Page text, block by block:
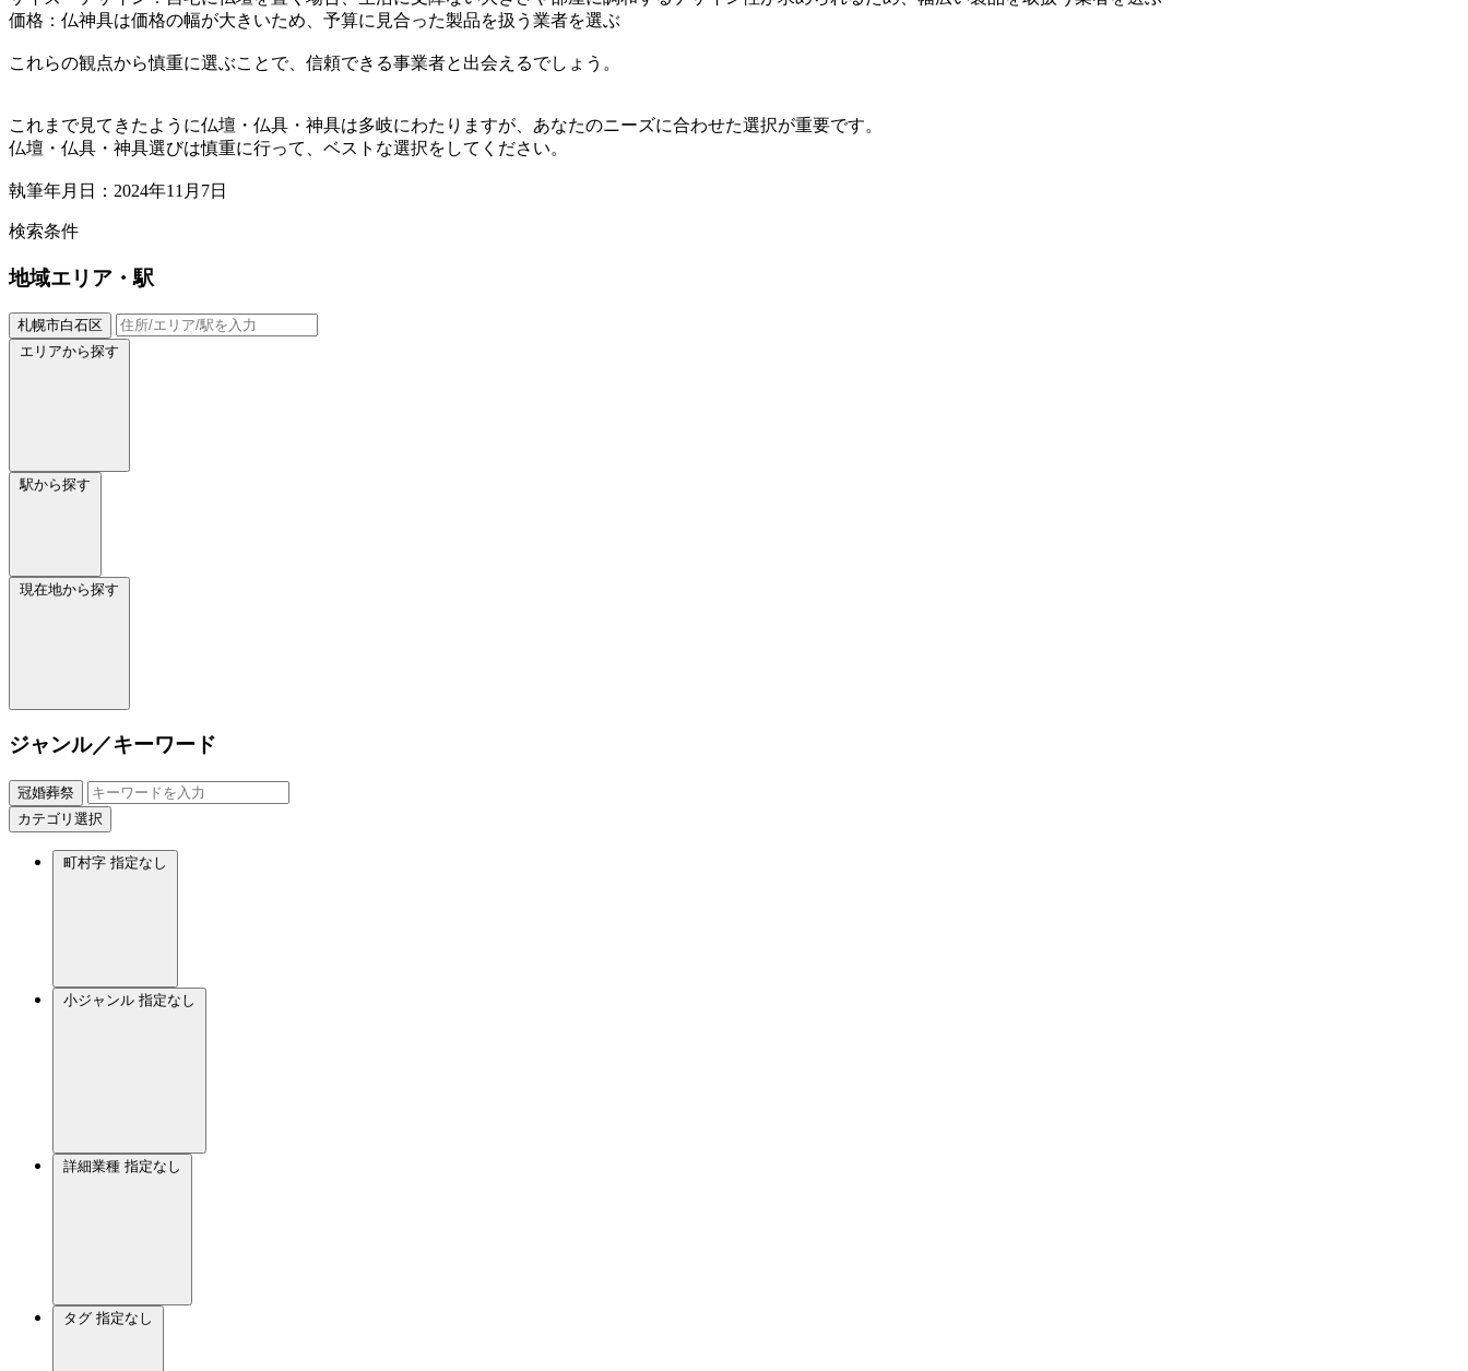
価格：仏神具は価格の幅が大きいため、予算に見合った製品を扱う業者を選ぶ
これらの観点から慎重に選ぶことで、信頼できる事業者と出会えるでしょう。
これまで見てきたように仏壇・仏具・神具は多岐にわたりますが、あなたのニーズに合わせた選択が重要です。
仏壇・仏具・神具選びは慎重に行って、ベストな選択をしてください。
執筆年月日：2024年11月7日
検索条件
地域エリア・駅
札幌市白石区
エリアから探す
駅から探す
現在地から探す
ジャンル／キーワード
冠婚葬祭
カテゴリ選択
町村字 指定なし
小ジャンル 指定なし
詳細業種 指定なし
タグ 指定なし